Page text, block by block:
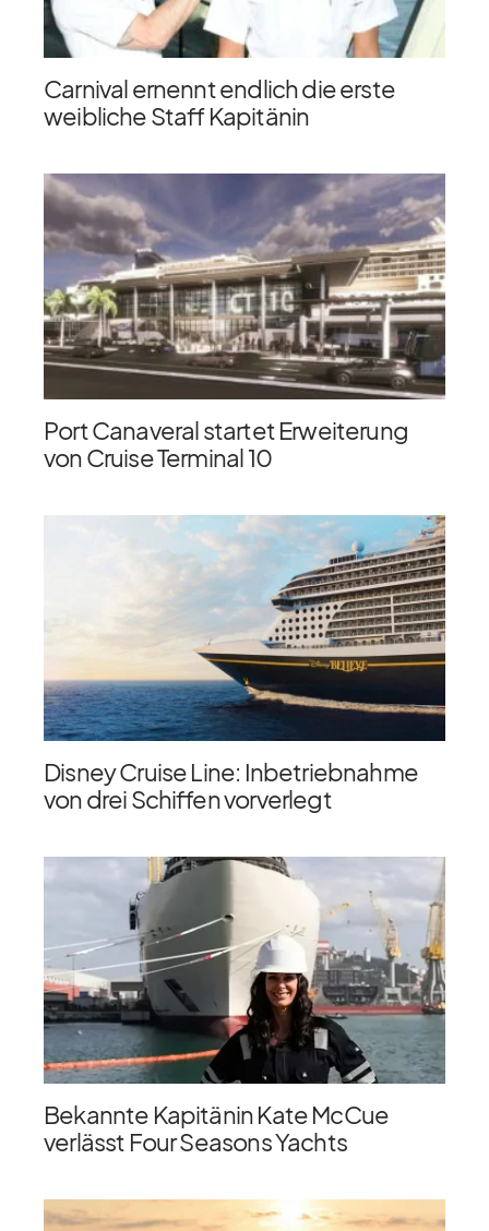
Carnival ernennt endlich die erste
weibliche Staff Kapitänin
Port Canaveral startet Erweiterung
von Cruise Terminal 10
Disney Cruise Line: Inbetriebnahme
von drei Schiffen vorverlegt
Bekannte Kapitänin Kate McCue
verlässt Four Seasons Yachts